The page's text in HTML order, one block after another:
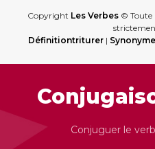
Copyright Les Verbes© Toute
Définitiontriturer|
Conjuguer le